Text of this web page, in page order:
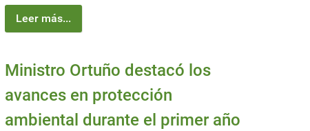
Leer más...
Ministro Ortuño destacó los
avances en protección
ambiental durante el primer año